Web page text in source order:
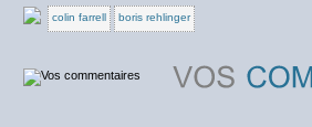
colin farrell boris rehlinger